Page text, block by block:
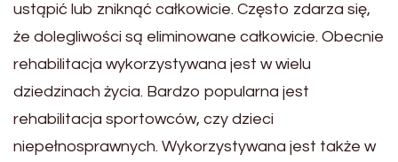
ustąpić lub zniknąć całkowicie. Często zdarza się,
że dolegliwości są eliminowane całkowicie. Obecnie
rehabilitacja wykorzystywana jest w wielu
dziedzinach życia. Bardzo popularna jest
rehabilitacja sportowców, czy dzieci
niepełnosprawnych. Wykorzystywana jest także w